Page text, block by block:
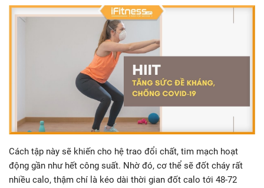
Cách tập này sẽ khiến cho hệ trao đổi chất, tim mạch hoạt
động gần như hết công suất. Nhờ đó, cơ thể sẽ đốt cháy rất
nhiều calo, thậm chí là kéo dài thời gian đốt calo tới 48-72